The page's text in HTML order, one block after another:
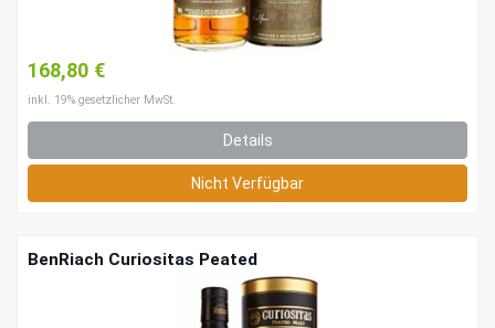
168,80 €
inkl. 19% gesetzlicher MwSt.
Details
Nicht Verfügbar
BenRiach Curiositas Peated